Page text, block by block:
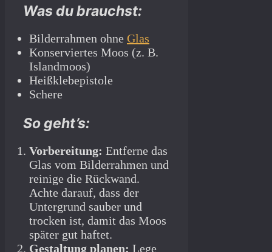
Was du brauchst:
Bilderrahmen ohne Glas
Konserviertes Moos (z. B.
Islandmoos)
Heißklebepistole
Schere
So geht’s:
Vorbereitung: Entferne das
Glas vom Bilderrahmen und
reinige die Rückwand.
Achte darauf, dass der
Untergrund sauber und
trocken ist, damit das Moos
später gut haftet.
Gestaltung planen: Lege